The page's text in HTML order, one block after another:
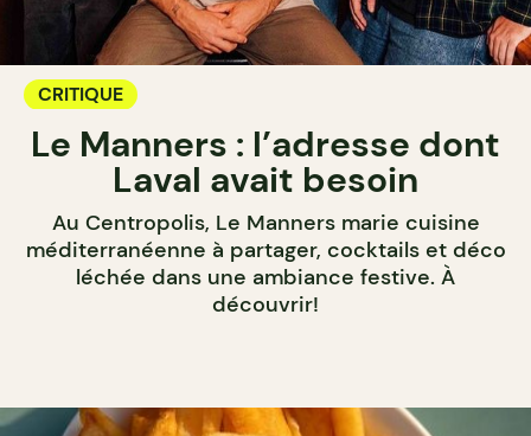
CRITIQUE
Le Manners : l’adresse dont
Laval avait besoin
Au Centropolis, Le Manners marie cuisine
méditerranéenne à partager, cocktails et déco
léchée dans une ambiance festive. À
découvrir!